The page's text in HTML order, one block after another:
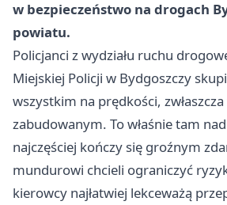
w bezpieczeństwo na drogach
powiatu.
Policjanci z wydziału ruchu
Miejskiej Policji w Bydgoszczy
wszystkim na prędkości,
zabudowanym. To właśnie tam
najczęściej kończy się groźnym
mundurowi chcieli ograniczyć
kierowcy najłatwiej lekceważą